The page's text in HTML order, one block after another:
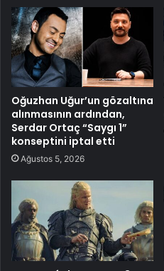
Oğuzhan Uğur’un gözaltına
alınmasının ardından,
Serdar Ortaç “Saygı 1”
konseptini iptal etti
Ağustos 5, 2026